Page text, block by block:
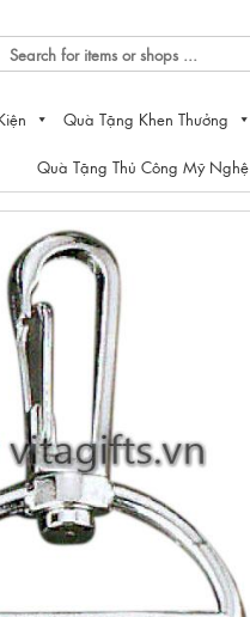
Quà Tặng Khen Thưởng
Quà Tặng Thủ Công Mỹ Nghệ